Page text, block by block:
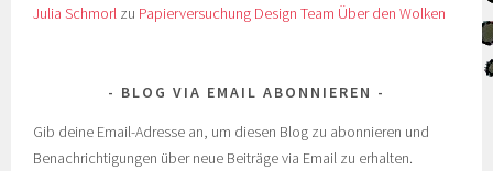
Julia Schmorl zu Papierversuchung Design Team Über den Wolken
BLOG VIA EMAIL ABONNIEREN
Gib deine Email-Adresse an, um diesen Blog zu abonnieren und
Benachrichtigungen über neue Beiträge via Email zu erhalten.